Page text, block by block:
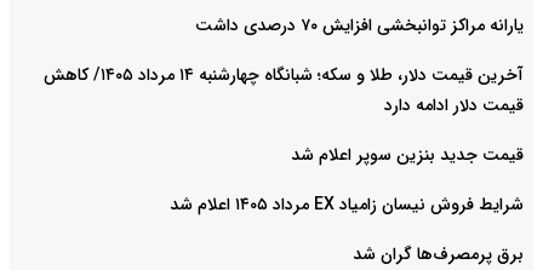
یارانه مراکز توانبخشی افزایش ۷۰ درصدی داشت
آخرین قیمت دلار، طلا و سکه؛ شبانگاه چهارشنبه ۱۴ مرداد ۱۴۰۵/ کاهش
قیمت دلار ادامه دارد
قیمت جدید بنزین سوپر اعلام شد
شرایط فروش نیسان زامیاد EX مرداد ۱۴۰۵ اعلام شد
برق پرمصرف‌ها گران شد